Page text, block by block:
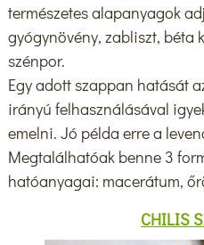
természetes alapanyagok
gyógynövény, zabliszt, béta
szénpor.
Egy adott szappan hatását
irányú felhasználásával
emelni. Jó példa erre a
Megtalálhatóak benne 3
hatóanyagai: macerátum,
CHILIS